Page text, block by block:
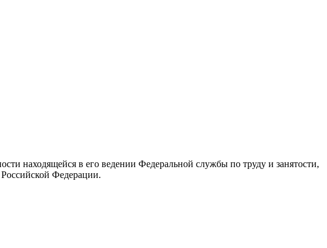
находящейся в его ведении Федеральной службы по труду и занятости,
Федерации.